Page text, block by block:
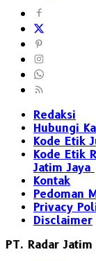
Redaksi
Hubungi
Kode Etik
Kode Etik
Jatim Jaya
Kontak
Pedoman
Privacy
Disclaimer
PT. Radar Jatim